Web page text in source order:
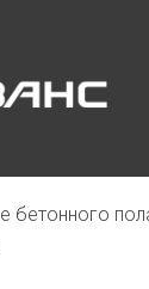
Skip
бетонного